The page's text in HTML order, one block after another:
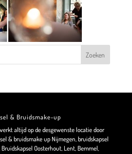
& Bruidsmake-up
altijd op de desgewenste locatie door
& bruidsmake up Nijmegen, bruidskapsel
Oosterhout, Lent, Bemmel,